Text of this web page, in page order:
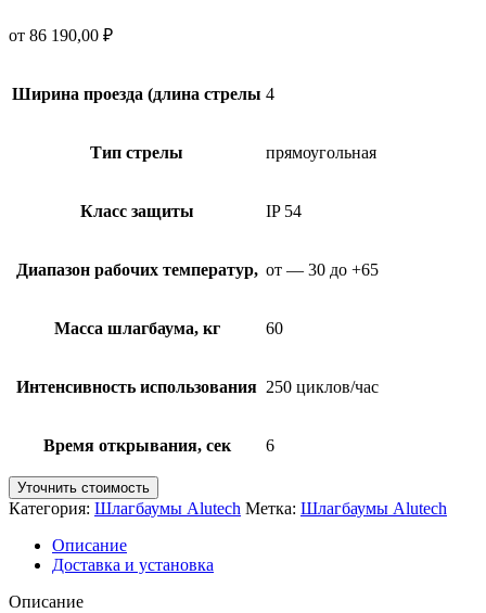
от 86 190,00 ₽
Ширина проезда (длина стрелы 4
Тип стрелы прямоугольная
Класс защиты IP 54
Диапазон рабочих температур, от — 30 до +65
Масса шлагбаума, кг 60
Интенсивность использования 250 циклов/час
Время открывания, сек 6
Уточнить стоимость
Категория: Шлагбаумы Alutech Метка: Шлагбаумы Alutech
Описание
Доставка и установка
Описание